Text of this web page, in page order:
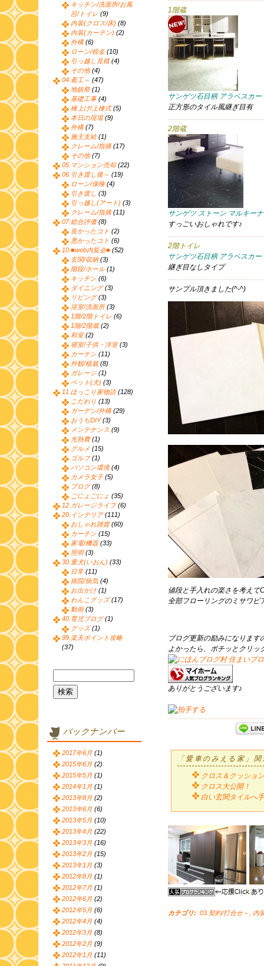
1階蔵
サンゲツ石目柄 アラベスカ
正方形のタイル風継ぎ目有
2階蔵
サンゲツ ストーン マルキー
すっごいおしゃれです♪
2階トイレ
サンゲツ石目柄 アラベスカ
継ぎ目なしタイプ
サンプル頂きました(^-^)
値段と手入れの楽さを考えて
全部フローリングのミサワビ
ブログ更新の励みになります
よかったら、ポチッとクリッ
ありがとうございます♪
「愛車のみえる家」
クロス＆クッショ
クロス大公開！
白い玄関タイルへ
カテゴリ: 03.契約/打合せ～ 内
キッチン/洗面所/お風
呂/トイレ (9)
内装(クロス/床) (8)
内装(カーテン) (2)
外構(6)
ローン/税金(10)
引っ越し見積(4)
その他 (4)
04.着工～ (47)
地鎮祭 (1)
基礎工事(4)
棟上げ/上棟式(5)
本日の現場(9)
外構(7)
施主支給(1)
クレーム/指摘(17)
その他 (7)
05.マンション売却(22)
06.引き渡し後～ (19)
ローン/保険(4)
引き渡し (3)
引っ越し(アート) (3)
クレーム/指摘(11)
07.総合評価(8)
良かったコト (2)
悪かったコト (6)
10.■web内覧会■ (52)
玄関/収納(3)
階段/ホール(1)
キッチン (6)
ダイニング(3)
リビング(3)
浴室/洗面所(3)
1階/2階トイレ (6)
1階/2階蔵(2)
和室(2)
寝室/子供・洋室(3)
カーテン (11)
外観/植栽(8)
ガレージ (1)
ペット(犬) (3)
11.ほっこり家物語(128)
こだわり (13)
ガーデン/外構(29)
おうちDIY(3)
メンテナンス (9)
光熱費(1)
グルメ (15)
ゴルフ (1)
パソコン環境(4)
カメラ女子 (5)
ブログ(8)
ごにょごにょ (35)
12.ガレージライフ (6)
20.インテリア(111)
おしゃれ雑貨(60)
カーテン (15)
家電/機器 (33)
照明(3)
30.愛犬(いおん) (33)
日常 (11)
病院/病気 (4)
お出かけ (1)
わんこグッズ(17)
動画(3)
40.育児ブログ(1)
グッズ(1)
99.楽天ポイント攻略
(37)
バックナンバー
2017年6月 (1)
2015年6月 (2)
2015年5月 (1)
2014年1月 (1)
2013年8月 (2)
2013年6月 (6)
2013年5月 (10)
2013年4月 (22)
2013年3月 (16)
2013年2月 (15)
2013年1月 (3)
2012年8月 (1)
2012年7月 (1)
2012年6月 (2)
2012年5月 (6)
2012年4月 (4)
2012年3月 (8)
2012年2月 (9)
2012年1月 (11)